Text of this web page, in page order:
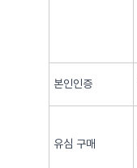
본인인증
유심 구매